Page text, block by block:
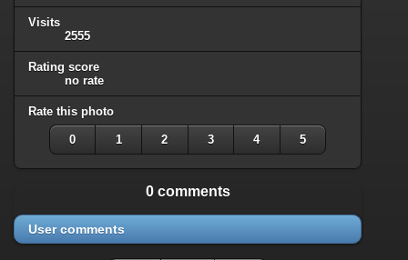
Visits
2555
Rating score
no rate
Rate this photo
0 1 2 3 4 5
0 comments
User comments